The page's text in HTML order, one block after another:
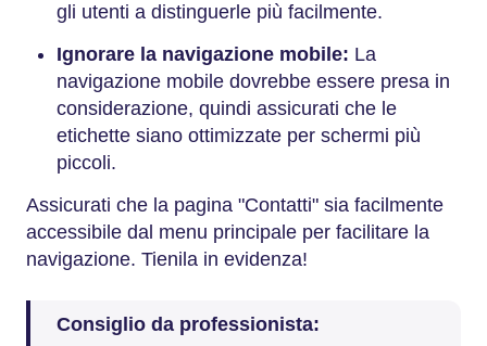
gli utenti a distinguerle più facilmente.
Ignorare la navigazione mobile: La
navigazione mobile dovrebbe essere presa in
considerazione, quindi assicurati che le
etichette siano ottimizzate per schermi più
piccoli.
Assicurati che la pagina "Contatti" sia facilmente
accessibile dal menu principale per facilitare la
navigazione. Tienila in evidenza!
Consiglio da professionista: